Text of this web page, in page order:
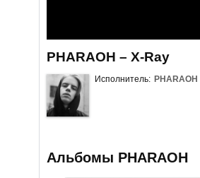
PHARAOH – X-Ray
Исполнитель: PHARAOH
Альбомы PHARAOH